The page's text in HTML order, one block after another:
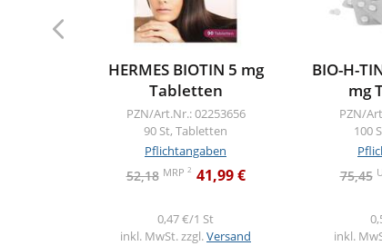
HERMES BIOTIN 5 mg
Tabletten
PZN/Art.Nr.: 02253656
90 St, Tabletten
Pflichtangaben
52,18 MRP 2 41,99 €
0,47 €/1 St
inkl. MwSt. zzgl.Versand
BIO-H-
mg
PZN/
100
75,45
inkl.